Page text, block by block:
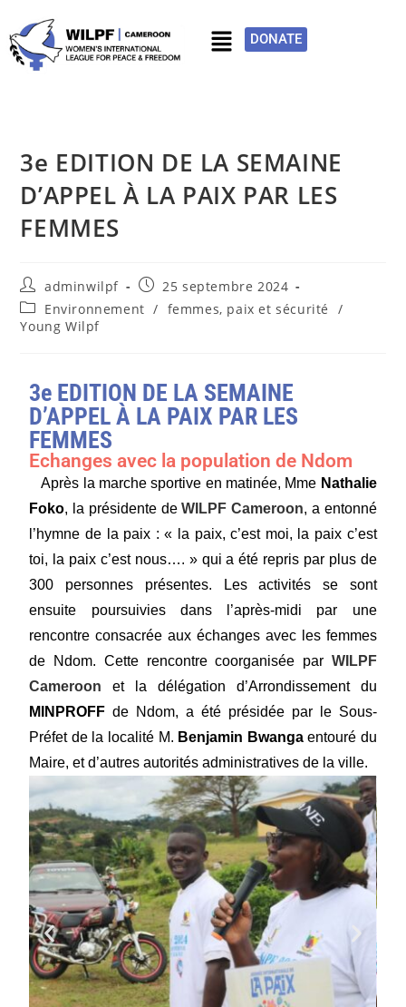
DONATE
3e EDITION DE LA SEMAINE
D’APPEL À LA PAIX PAR LES
FEMMES
adminwilpf
25 septembre 2024
Environnement / femmes, paix et sécurité
/
Young Wilpf
3e EDITION DE LA SEMAINE
D’APPEL À LA PAIX PAR LES
FEMMES
Echanges avec la population de Ndom
Après la marche sportive en matinée, Mme Nathalie
Foko, la présidente deWILPF Cameroon, a entonné
l’hymne de la paix : « la paix, c’est moi, la paix c’est
toi, la paix c’est nous…. » qui a été repris par plus de
300 personnes présentes. Les activités se sont
ensuite poursuivies dans l’après-midi par une
rencontre consacrée aux échanges avec les femmes
de Ndom. Cette rencontre coorganisée parWILPF
Cameroon et la délégation d’Arrondissement du
MINPROFF de Ndom, a été présidée par le Sous-
Préfet de la localité M. Benjamin Bwangaentouré du
Maire, et d’autres autorités administratives de la ville.